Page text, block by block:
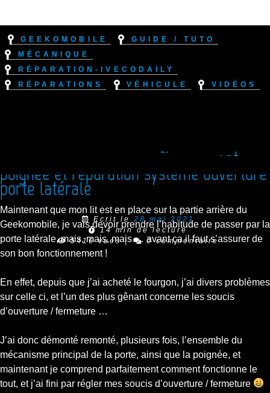
Geekomobile
Guide / Tuto
Mécanique
Réparation-IvecoDaily
Réparations
Véhicule Vidéos
Réparation Iveco Daily : Changement
poignée et réparation système ouverture
porte latérale
Ecrit le 28 mai 2021
14 min de lecture
5416 vues | 0 commentaire
Maintenant que mon lit est en place sur la partie arrière du
Geekomobile, je vais devoir prendre l’habitude de passer par la
porte latérale, mais, mais, mais … avant ça il faut s’assurer de
son bon fonctionnement !
En effet, depuis que j’ai acheté le fourgon, j’ai divers problèmes
sur celle ci, et l’un des plus gênant concerne les soucis
d’ouverture / fermeture …
J’ai donc démonté remonté, plusieurs fois, l’ensemble du
mécanisme principal de la porte, ainsi que la poignée, et
maintenant je comprend parfaitement comment fonctionne le
tout, et j’ai fini par régler mes soucis d’ouverture / fermeture